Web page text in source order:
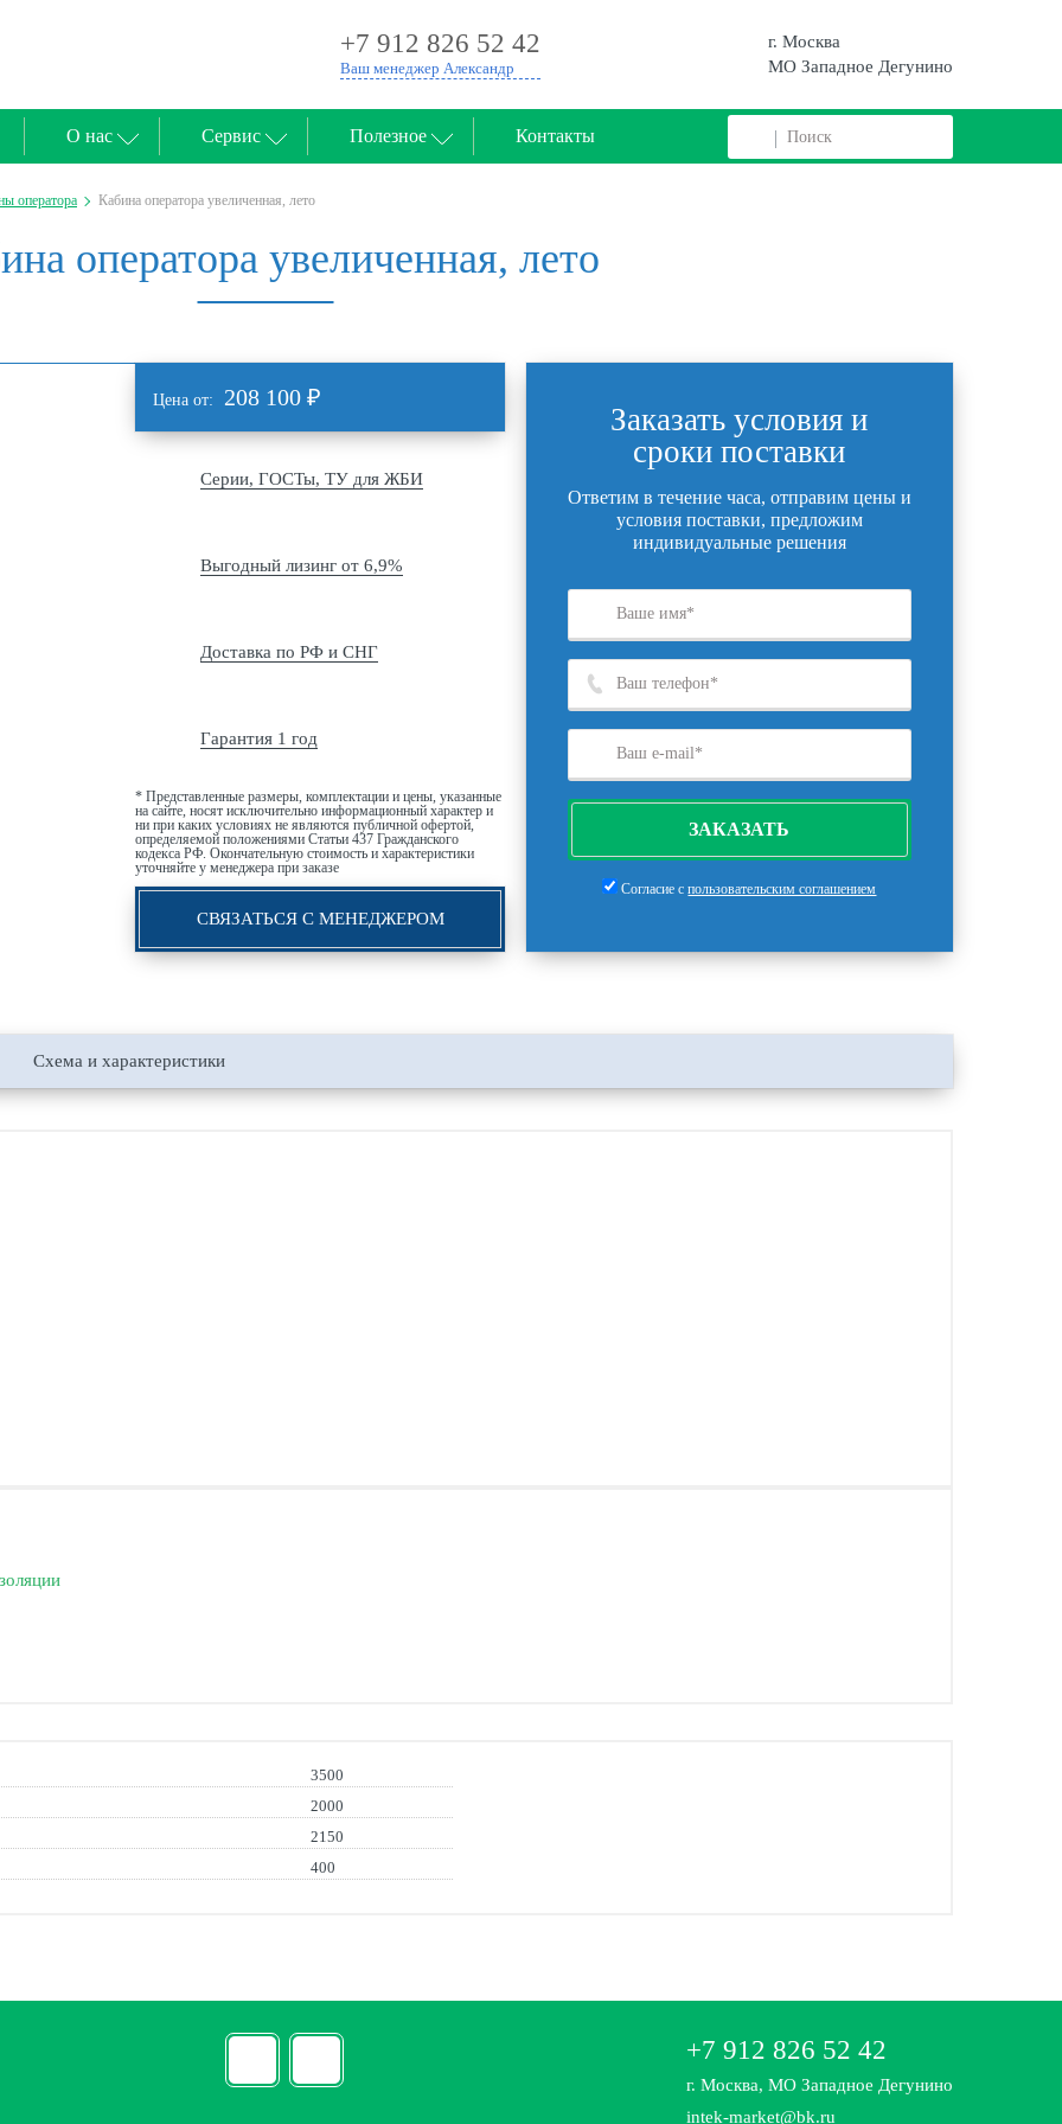
+7 912 826 52 42
Ваш менеджер Александр
г. Москва
МО Западное Дегунино
О нас Сервис Полезное Контакты
оператора Кабина оператора увеличенная, лето
оператора увеличенная, лето
Цена от: 208 100 ₽
Серии, ГОСТы, ТУ для ЖБИ
Выгодный лизинг от 6,9%
Доставка по РФ и СНГ
Гарантия 1 год
* Представленные размеры, комплектации и цены, указанные
на сайте, носят исключительно информационный характер и
ни при каких условиях не являются публичной офертой,
определяемой положениями Статьи 437 Гражданского
кодекса РФ. Окончательную стоимость и характеристики
уточняйте у менеджера при заказе
СВЯЗАТЬСЯ С МЕНЕДЖЕРОМ
Заказать условия и
сроки поставки
Ответим в течение часа, отправим цены и
условия поставки, предложим
индивидуальные решения
ЗАКАЗАТЬ
Согласие спользовательским соглашением
Схема и характеристики
3500
2000
2150
400
+7 912 826 52 42
г. Москва, МО Западное Дегунино
intek-market@bk.ru